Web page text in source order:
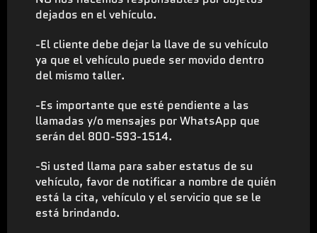
dejados en el vehículo.
-El cliente debe dejar la llave de su vehículo
ya que el vehículo puede ser movido dentro
del mismo taller.
-Es importante que esté pendiente a las
llamadas y/o mensajes por WhatsApp que
serán del 800-593-1514.
-Si usted llama para saber estatus de su
vehículo, favor de notificar a nombre de quién
está la cita, vehículo y el servicio que se le
está brindando.